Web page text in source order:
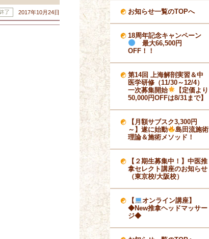
2017年10月24日 お知らせ一覧のTOPへ
18周年記念キャンペーン
最大66,500円
OFF！！
第14回 上海解剖実習＆中
医学研修（11/30～12/4）
一次募集開始
【定価より
50,000円OFFは8/31まで】
【月額サブスク3,300円
～】遂に始動
島田流施術
理論＆施術メソッド！
【２期生募集中！】中医推
拿セレクト講座のお知らせ
（東京校/大阪校）
【
オンライン講座】
◆New推拿ヘッドマッサー
ジ◆